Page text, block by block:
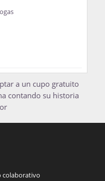
a un cupo gratuito
contando su historia
colaborativo